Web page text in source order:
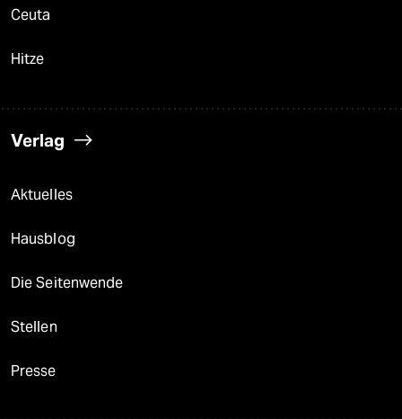
Ceuta
Hitze
Verlag
Aktuelles
Hausblog
Die Seitenwende
Stellen
Presse